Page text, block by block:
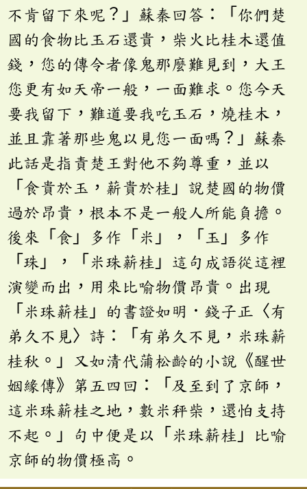
不肯留下來呢？」蘇秦回答：「你們楚
國的食物比玉石還貴，柴火比桂木還值
錢，您的傳令者像鬼那麼難見到，大王
您更有如天帝一般，一面難求。您今天
要我留下，難道要我吃玉石，燒桂木，
並且靠著那些鬼以見您一面嗎？」蘇秦
此話是指責楚王對他不夠尊重，並以
「食貴於玉，薪貴於桂」說楚國的物價
過於昂貴，根本不是一般人所能負擔。
後來「食」多作「米」，「玉」多作
「珠」，「米珠薪桂」這句成語從這裡
演變而出，用來比喻物價昂貴。出現
「米珠薪桂」的書證如明．錢子正〈有
弟久不見〉詩：「有弟久不見，米珠薪
桂秋。」又如清代蒲松齡的小說《醒世
姻緣傳》第五四回：「及至到了京師，
這米珠薪桂之地，數米秤柴，還怕支持
不起。」句中便是以「米珠薪桂」比喻
京師的物價極高。